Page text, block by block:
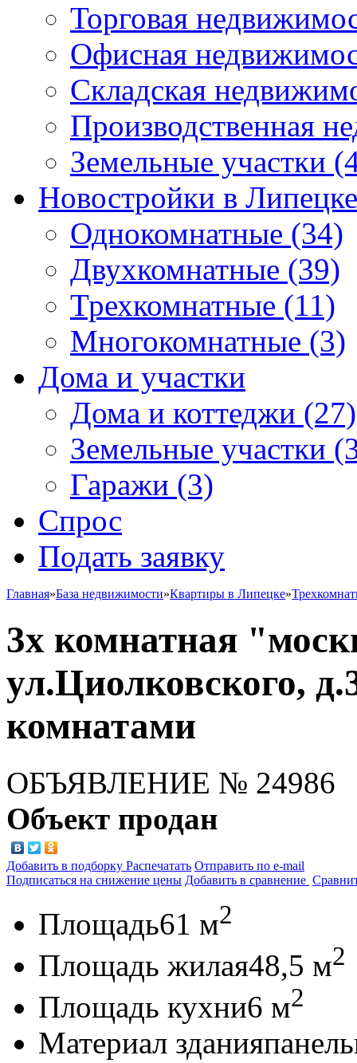
Торговая
Офисная
Складская
Производственная
Земельные участки
Новостройки в Липецке
Однокомнатные (34)
Двухкомнатные (39)
Трехкомнатные (11)
Многокомнатные (3)
Дома и участки
Дома и коттеджи (27)
Земельные участки
Гаражи (3)
Спрос
Подать заявку
Главная»База недвижимости»Квартиры в Липецке»
3х комнатная
ул.Циолковского,
комнатами
ОБЪЯВЛЕНИЕ № 24986
Объект продан
Добавить в подборку Распечатать Отправить по e-mail
Подписаться на снижение цены Добавить в сравнение
Площадь61 м2
Площадь жилая48,5 м2
Площадь кухни6 м2
Материал здания